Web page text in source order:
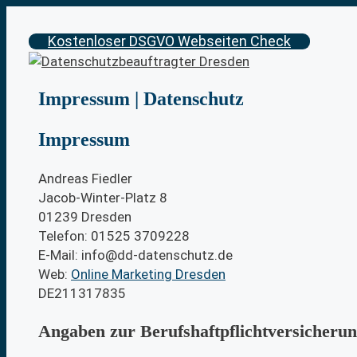
Inhalt
springen
Kostenloser DSGVO Webseiten Check
Impressum | Datenschutz
Impressum
Andreas Fiedler
Jacob-Winter-Platz 8
01239 Dresden
Telefon: 01525 3709228
E-Mail: info@dd-datenschutz.de
Web: Online Marketing Dresden
DE211317835
Angaben zur